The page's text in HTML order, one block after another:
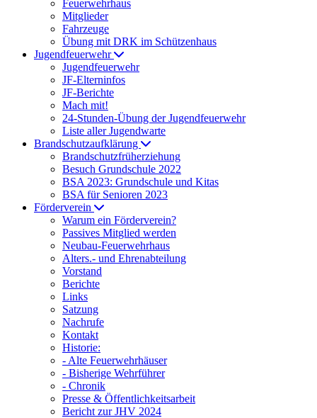
Feuerwehrhaus
Mitglieder
Fahrzeuge
Übung mit DRK im Schützenhaus
Jugendfeuerwehr
Jugendfeuerwehr
JF-Elterninfos
JF-Berichte
Mach mit!
24-Stunden-Übung der Jugendfeuerwehr
Liste aller Jugendwarte
Brandschutzaufklärung
Brandschutzfrüherziehung
Besuch Grundschule 2022
BSA 2023: Grundschule und Kitas
BSA für Senioren 2023
Förderverein
Warum ein Förderverein?
Passives Mitglied werden
Neubau-Feuerwehrhaus
Alters.- und Ehrenabteilung
Vorstand
Berichte
Links
Satzung
Nachrufe
Kontakt
Historie:
- Alte Feuerwehrhäuser
- Bisherige Wehrführer
- Chronik
Presse & Öffentlichkeitsarbeit
Bericht zur JHV 2024